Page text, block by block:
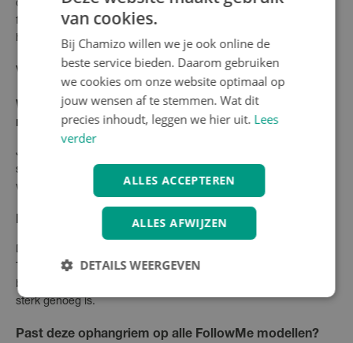
onderdelen beschadigen of in de weg hangen tijdens het
fietsen. De karabijn opent en sluit gemakkelijk, zelfs met
handschoenen aan.
Veelgestelde vragen
Wanneer heb ik een nieuwe FollowMe Ophangriem
nodig?
Je hebt een nieuwe ophangriem nodig bij schade, verlies of
slijtage van je huidige riem. Ook handig als reserveonderdeel
voor intensieve gebruikers van het FollowMe systeem.
Kan ik de ophangriem aan elke fiets bevestigen?
De ophangriem is ontworpen voor gebruik met FollowMe
Tandem systemen en kan worden opgehangen aan standaard
bagagedragers en zadels. Controleer of je bevestigingspunt
sterk genoeg is.
Past deze ophangriem op alle FollowMe modellen?
van cookies.
Bij Chamizo willen we je ook online de
beste service bieden. Daarom gebruiken
we cookies om onze website optimaal op
jouw wensen af te stemmen. Wat dit
precies inhoudt, leggen we hier uit. Lees
verder
ALLES ACCEPTEREN
ALLES AFWIJZEN
DETAILS WEERGEVEN